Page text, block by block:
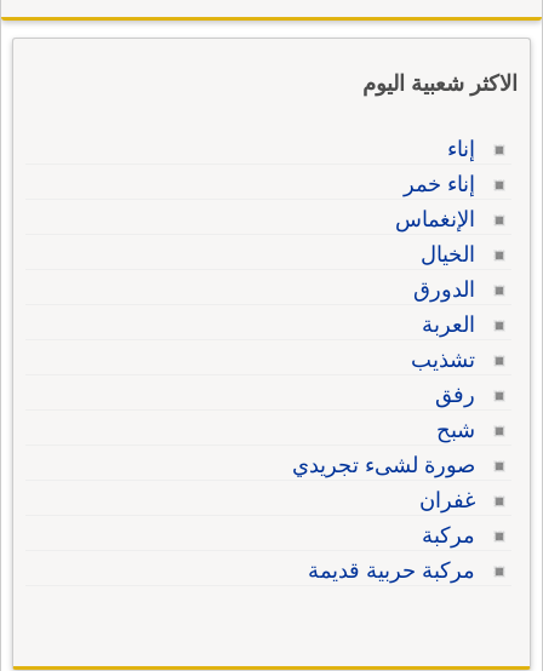
الاكثر شعبية اليوم
إناء
إناء خمر
الإنغماس
الخيال
الدورق
العربة
تشذيب
رفق
شبح
صورة لشىء تجريدي
غفران
مركبة
مركبة حربية قديمة